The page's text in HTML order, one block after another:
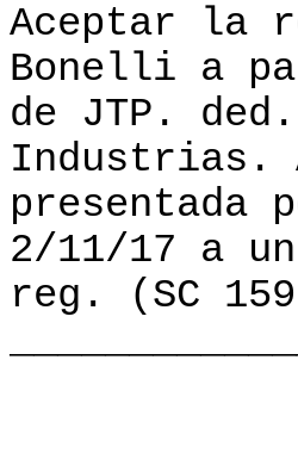
Aceptar la
Bonelli a
de JTP.
Industrias.
presentada
2/11/17 a
reg. (SC